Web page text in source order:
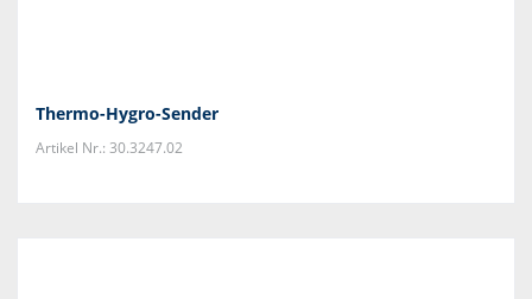
Thermo-Hygro-Sender
Artikel Nr.: 30.3247.02